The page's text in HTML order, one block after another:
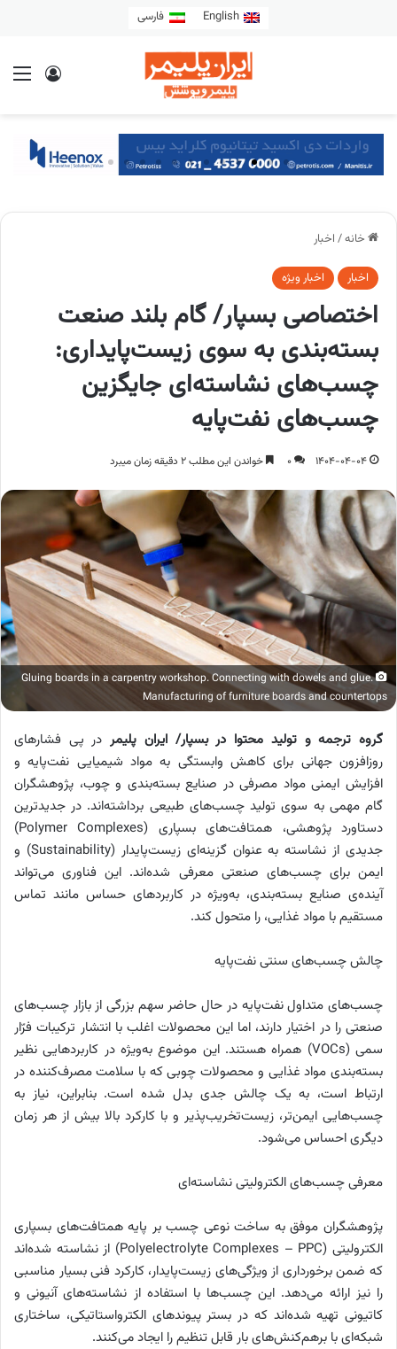
English فارسی
خانه/ اخبار
اخبار اخبار ویژه
اختصاصی بسپار/ گام بلند صنعت
بسته‌بندی به سوی زیست‌پایداری:
چسب‌های نشاسته‌ای جایگزین
چسب‌های نفت‌پایه
1404-04-04
0 خواندن این مطلب 2 دقیقه زمان میبرد
Gluing boards in a carpentry workshop. Connecting with dowels and glue.
Manufacturing of furniture boards and countertops
گروه ترجمه و تولید محتوا در بسپار/ ایران پلیمردر پی فشارهای
روزافزون جهانی برای کاهش وابستگی به مواد شیمیایی نفت‌پایه و
افزایش ایمنی مواد مصرفی در صنایع بسته‌بندی و چوب، پژوهشگران
گام مهمی به سوی تولید چسب‌های طبیعی برداشته‌اند. در جدیدترین
دستاورد پژوهشی، همتافت‌های بسپاری (Polymer Complexes)
جدیدی از نشاسته به عنوان گزینه‌ای زیست‌پایدار (Sustainability) و
ایمن برای چسب‌های صنعتی معرفی شده‌اند. این فناوری می‌تواند
آینده‌ی صنایع بسته‌بندی، به‌ویژه در کاربردهای حساس مانند تماس
مستقیم با مواد غذایی، را متحول کند.
چالش چسب‌های سنتی نفت‌پایه
چسب‌های متداول نفت‌پایه در حال حاضر سهم بزرگی از بازار چسب‌های
صنعتی را در اختیار دارند، اما این محصولات اغلب با انتشار ترکیبات فرّار
سمی (VOCs) همراه هستند. این موضوع به‌ویژه در کاربردهایی نظیر
بسته‌بندی مواد غذایی و محصولات چوبی که با سلامت مصرف‌کننده در
ارتباط است، به یک چالش جدی بدل شده است. بنابراین، نیاز به
چسب‌هایی ایمن‌تر، زیست‌تخریب‌پذیر و با کارکرد بالا بیش از هر زمان
دیگری احساس می‌شود.
معرفی چسب‌های الکترولیتی نشاسته‌ای
پژوهشگران موفق به ساخت نوعی چسب بر پایه همتافت‌های بسپاری
الکترولیتی (Polyelectrolyte Complexes – PPC) از نشاسته شده‌اند
که ضمن برخورداری از ویژگی‌های زیست‌پایدار، کارکرد فنی بسیار مناسبی
را نیز ارائه می‌دهد. این چسب‌ها با استفاده از نشاسته‌های آنیونی و
کاتیونی تهیه شده‌اند که در بستر پیوندهای الکترواستاتیکی، ساختاری
شبکه‌ای با برهم‌کنش‌های بار قابل تنظیم را ایجاد می‌کنند.